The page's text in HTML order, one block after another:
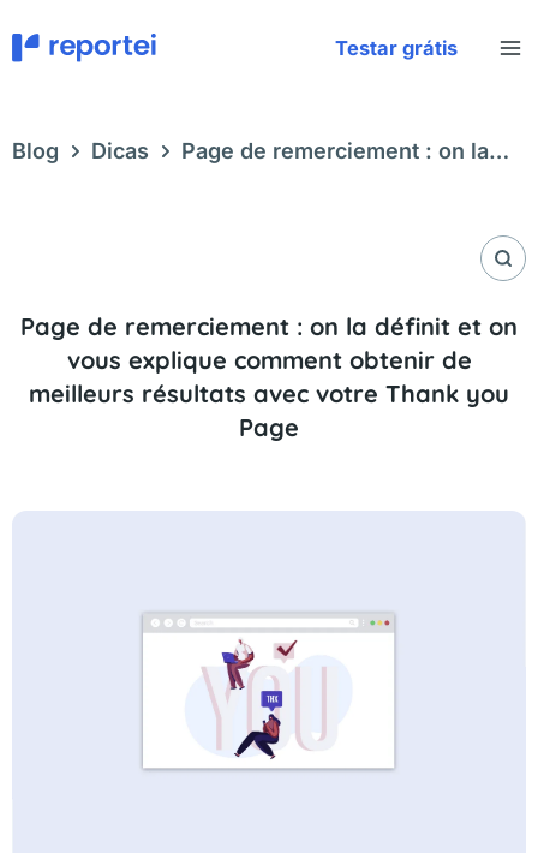
au
contenu
Testar grátis
Blog Dicas
Page de remerciement : on la
meilleurs résultats avec votre Thank you Page
Page de remerciement : on la définit et on
vous explique comment obtenir de
meilleurs résultats avec votre Thank you
Page